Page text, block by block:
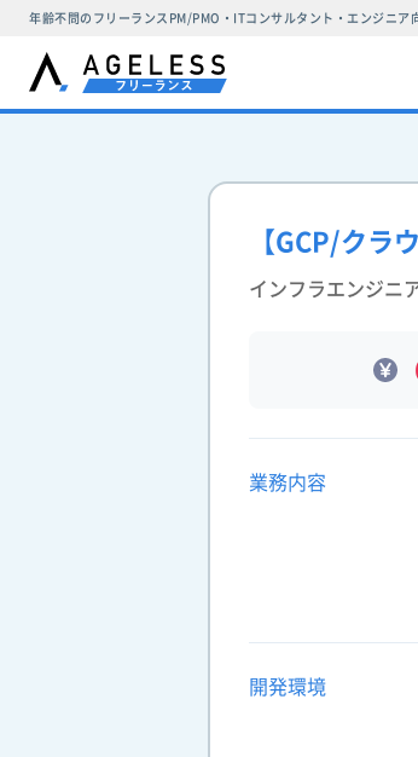
年齢不問のフリーランスPM/PMO・ITコンサルタント・エンジニア
【GCP/クラ
インフラエンジニ
業務内容
開発環境